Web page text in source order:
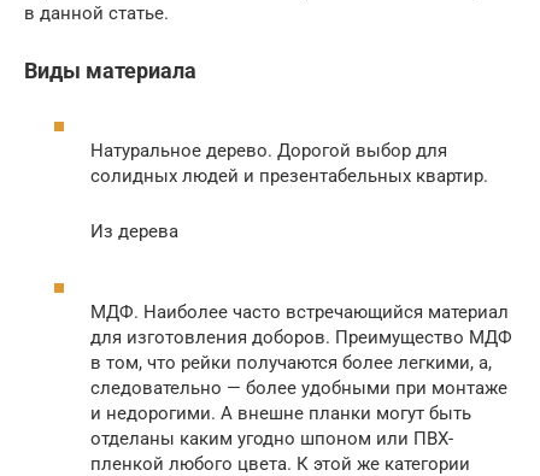
в данной статье.
Виды материала
Натуральное дерево. Дорогой выбор для
солидных людей и презентабельных квартир.
Из дерева
МДФ. Наиболее часто встречающийся материал
для изготовления доборов. Преимущество МДФ
в том, что рейки получаются более легкими, а,
следовательно — более удобными при монтаже
и недорогими. А внешне планки могут быть
отделаны каким угодно шпоном или ПВХ-
пленкой любого цвета. К этой же категории